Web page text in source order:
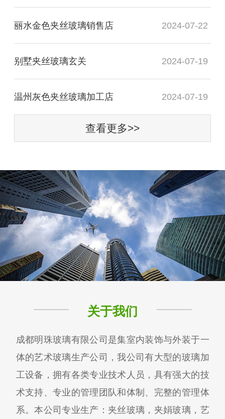
丽水金色夹丝玻璃销售店 2024-07-22
别墅夹丝玻璃玄关 2024-07-19
温州灰色夹丝玻璃加工店 2024-07-19
查看更多>>
关于我们
成都明珠玻璃有限公司是集室内装饰与外装于一
体的艺术玻璃生产公司，我公司有大型的玻璃加
工设备，拥有各类专业技术人员，具有强大的技
术支持、专业的管理团队和体制、完整的管理体
系。本公司专业生产：夹丝玻璃，夹娟玻璃，艺